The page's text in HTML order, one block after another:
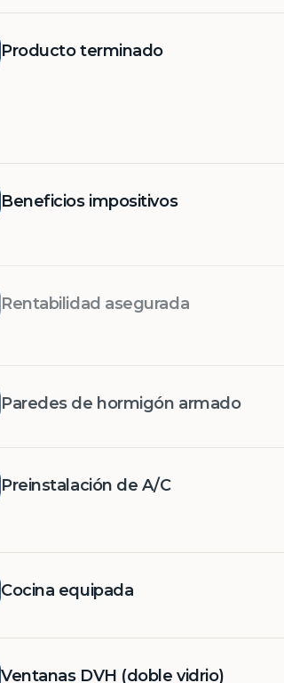
Producto terminado
Beneficios impositivos
Paredes de hormigón armado
Preinstalación de A/C
Cocina equipada
Ventanas DVH (doble vidrio)